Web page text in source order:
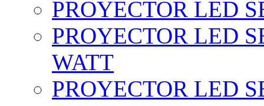
PROYECTOR LED
PROYECTOR LED
WATT
PROYECTOR LED